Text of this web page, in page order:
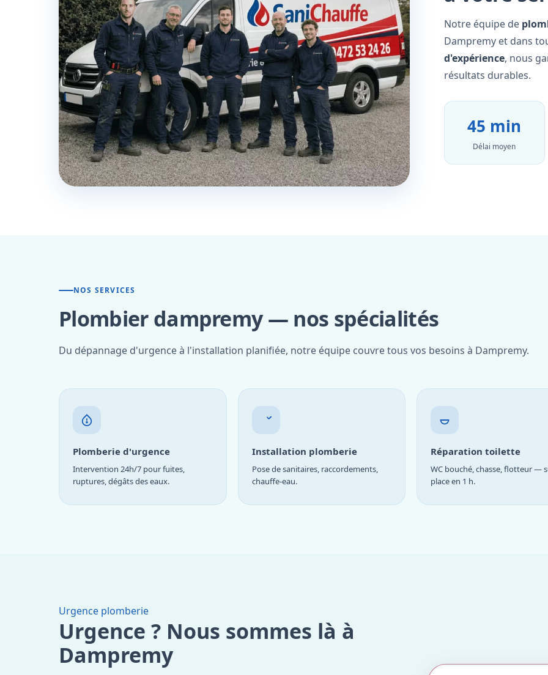
Notre équipe de
Dampremy et dans
d'expérience, nous
résultats durables.
45 min
Délai moyen
NOS SERVICES
Plombier dampremy — nos spécialités
Du dépannage d'urgence à l'installation planifiée, notre équipe couvre tous vos besoins à Dampremy.
Plomberie d'urgence
Intervention 24h/7 pour fuites,
ruptures, dégâts des eaux.
Installation plomberie
Pose de sanitaires, raccordements,
chauffe-eau.
Réparation toilette
WC bouché, chasse, flotteur —
place en 1 h.
Urgence plomberie
Urgence ? Nous sommes là à
Dampremy